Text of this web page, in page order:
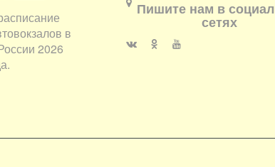
в
2026
Пишите нам в
сетях